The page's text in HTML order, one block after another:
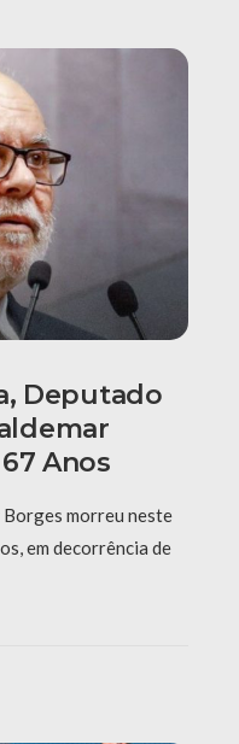
Deputado
Anos
morreu neste
em decorrência de